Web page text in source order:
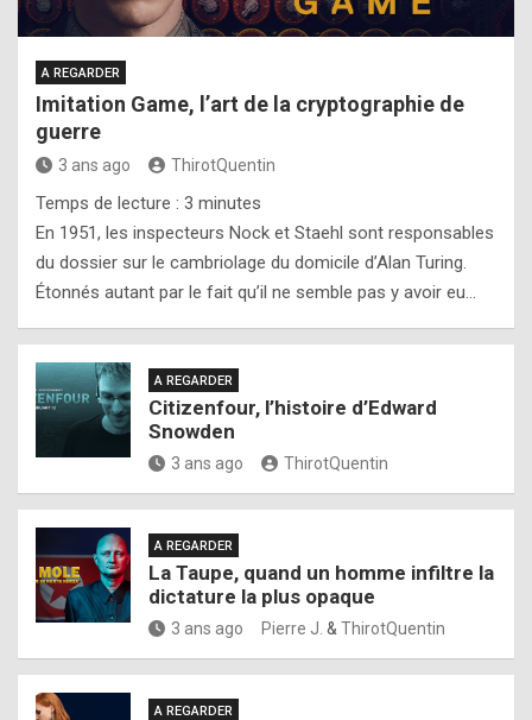
A REGARDER
Imitation Game, l’art de la cryptographie de
guerre
3 ans ago ThirotQuentin
Temps de lecture : 3 minutes
En 1951, les inspecteurs Nock et Staehl sont responsables
du dossier sur le cambriolage du domicile d’Alan Turing.
Étonnés autant par le fait qu’il ne semble pas y avoir eu…
A REGARDER
Citizenfour, l’histoire d’Edward
Snowden
3 ans ago ThirotQuentin
A REGARDER
La Taupe, quand un homme infiltre la
dictature la plus opaque
3 ans ago Pierre J. & ThirotQuentin
A REGARDER